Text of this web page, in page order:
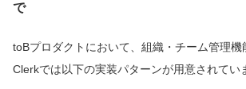
で
toBプロダクトにおいて、組織・チーム管理機
Clerkでは以下の実装パターンが用意されてい